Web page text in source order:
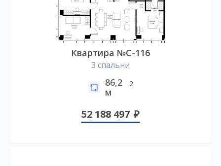
Квартира №C-116
3 спальни
86,2
м
2
52 188 497